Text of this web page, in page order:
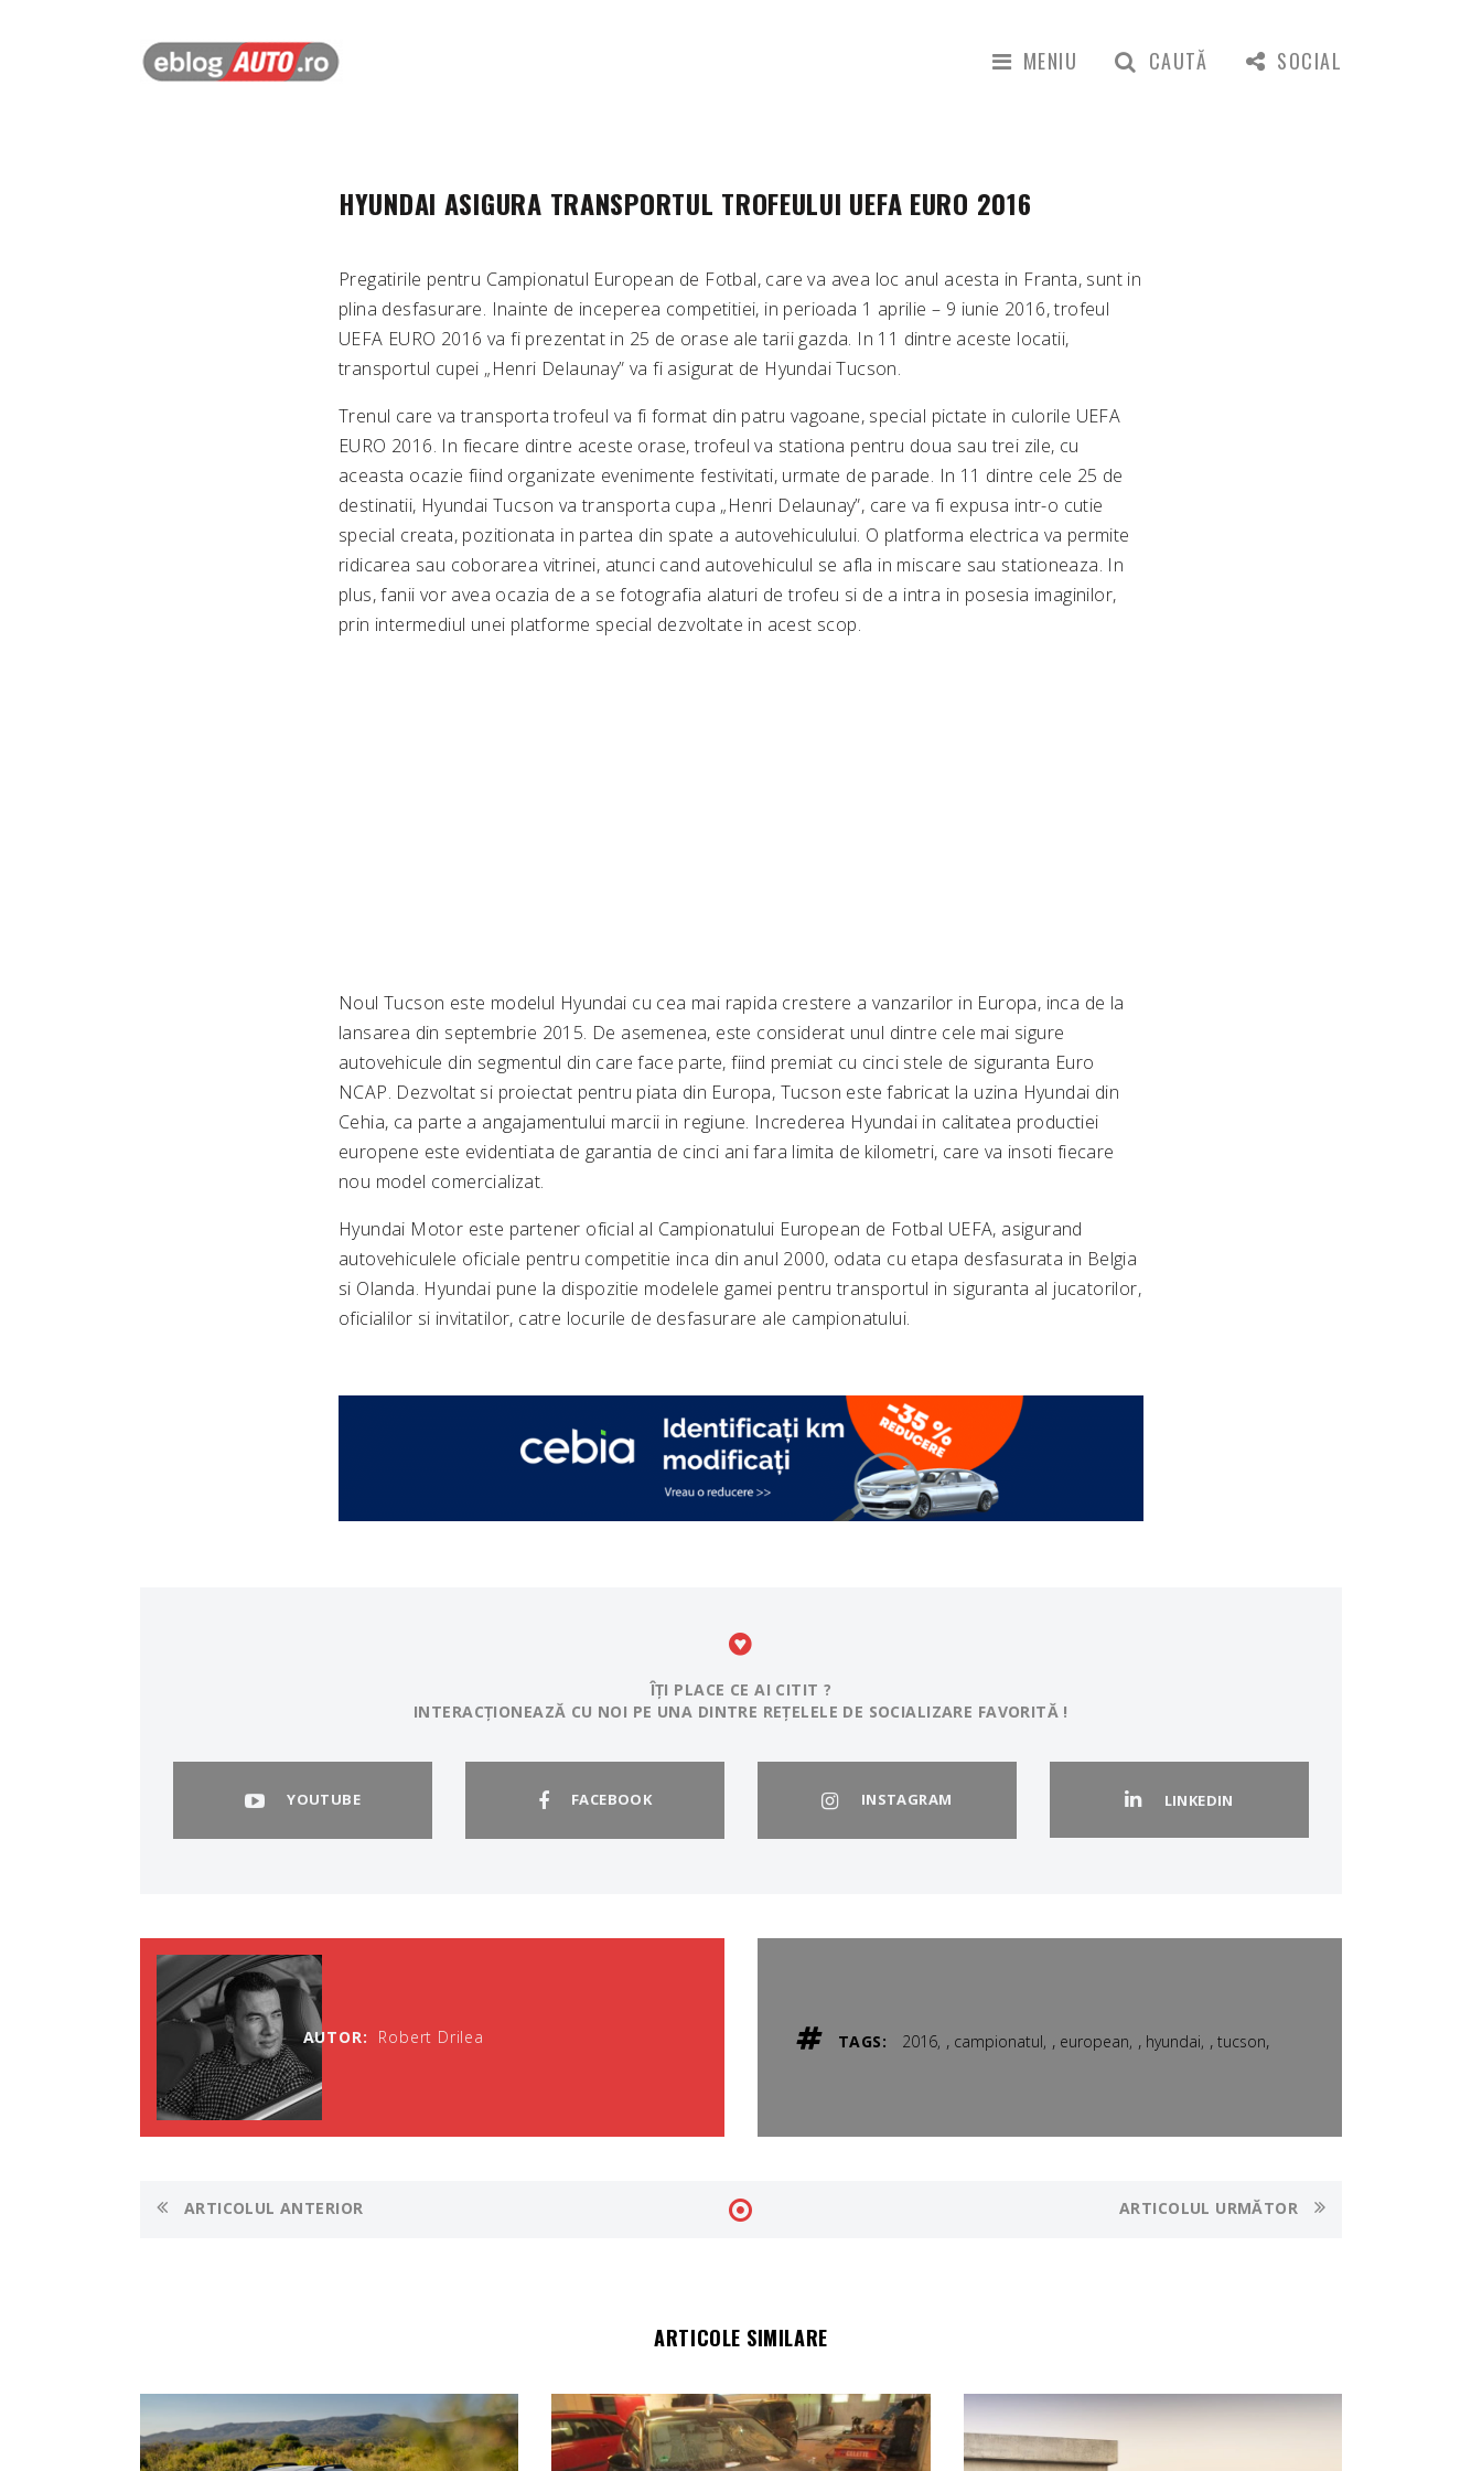
MENIU CAUTĂ SOCIAL
HYUNDAI ASIGURA TRANSPORTUL TROFEULUI UEFA EURO 2016
Pregatirile pentru Campionatul European de Fotbal, care va avea loc anul acesta in Franta, sunt in
plina desfasurare. Inainte de inceperea competitiei, in perioada 1 aprilie – 9 iunie 2016, trofeul
UEFA EURO 2016 va fi prezentat in 25 de orase ale tarii gazda. In 11 dintre aceste locatii,
transportul cupei „Henri Delaunay” va fi asigurat de Hyundai Tucson.
Trenul care va transporta trofeul va fi format din patru vagoane, special pictate in culorile UEFA
EURO 2016. In fiecare dintre aceste orase, trofeul va stationa pentru doua sau trei zile, cu
aceasta ocazie fiind organizate evenimente festivitati, urmate de parade. In 11 dintre cele 25 de
destinatii, Hyundai Tucson va transporta cupa „Henri Delaunay”, care va fi expusa intr-o cutie
special creata, pozitionata in partea din spate a autovehiculului. O platforma electrica va permite
ridicarea sau coborarea vitrinei, atunci cand autovehiculul se afla in miscare sau stationeaza. In
plus, fanii vor avea ocazia de a se fotografia alaturi de trofeu si de a intra in posesia imaginilor,
prin intermediul unei platforme special dezvoltate in acest scop.
Noul Tucson este modelul Hyundai cu cea mai rapida crestere a vanzarilor in Europa, inca de la
lansarea din septembrie 2015. De asemenea, este considerat unul dintre cele mai sigure
autovehicule din segmentul din care face parte, fiind premiat cu cinci stele de siguranta Euro
NCAP. Dezvoltat si proiectat pentru piata din Europa, Tucson este fabricat la uzina Hyundai din
Cehia, ca parte a angajamentului marcii in regiune. Increderea Hyundai in calitatea productiei
europene este evidentiata de garantia de cinci ani fara limita de kilometri, care va insoti fiecare
nou model comercializat.
Hyundai Motor este partener oficial al Campionatului European de Fotbal UEFA, asigurand
autovehiculele oficiale pentru competitie inca din anul 2000, odata cu etapa desfasurata in Belgia
si Olanda. Hyundai pune la dispozitie modelele gamei pentru transportul in siguranta al jucatorilor,
oficialilor si invitatilor, catre locurile de desfasurare ale campionatului.
ÎȚI PLACE CE AI CITIT ?
INTERACȚIONEAZĂ CU NOI PE UNA DINTRE REȚELELE DE SOCIALIZARE FAVORITĂ !
YOUTUBE FACEBOOK INSTAGRAM LINKEDIN
AUTOR: Robert Drilea TAGS: 2016 , campionatul , european , hyundai ,tucson,
ARTICOLUL ANTERIOR ARTICOLUL URMĂTOR
ARTICOLE SIMILARE